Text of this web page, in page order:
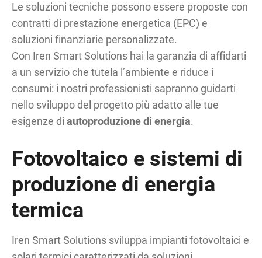
Le soluzioni tecniche possono essere proposte con
contratti di prestazione energetica (EPC) e
soluzioni finanziarie personalizzate.
Con Iren Smart Solutions hai la garanzia di affidarti
a un servizio che tutela l’ambiente e riduce i
consumi: i nostri professionisti sapranno guidarti
nello sviluppo del progetto più adatto alle tue
esigenze diautoproduzione di energia.
Fotovoltaico e sistemi di
produzione di energia
termica
Iren Smart Solutions sviluppa impianti fotovoltaici e